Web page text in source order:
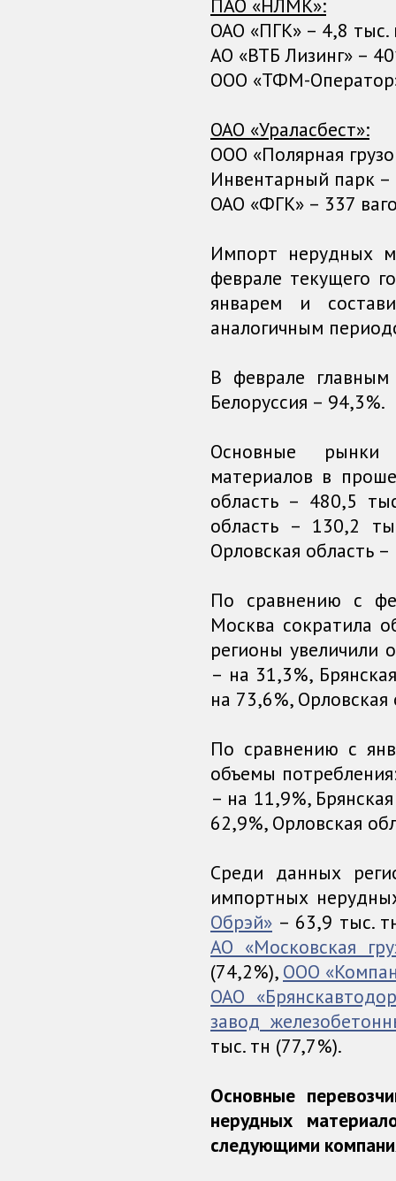
ПАО «НЛМК»:
ОАО «ПГК» – 4,8 тыс.
АО «ВТБ Лизинг» –
ООО «ТФМ-
ОАО «Ураласбест»:
ООО «Полярная
Инвентарный парк –
ОАО «ФГК» – 337
Импорт нерудных
феврале текущего
январем и
аналогичным
В феврале
Белоруссия – 94,3%.
Основные рынки
материалов в
область – 480,5
область – 130,2
Орловская область
По сравнению с
Москва сократила
регионы увеличили
– на 31,3%,
на 73,6%,
По сравнению с
объемы
– на 11,9%,
62,9%, Орловская
Среди данных
импортных
Обрэй» – 63,9 тыс.
АО «Московская
(74,2%), ООО
ОАО
завод
тыс. тн (77,7%).
Основные
нерудных
следующими